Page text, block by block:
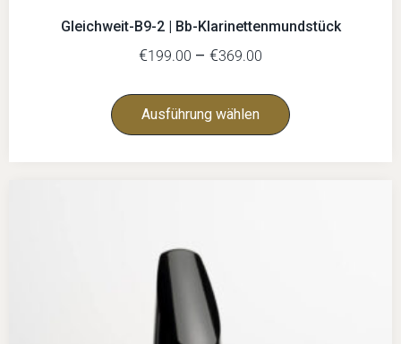
Gleichweit-B9-2 | Bb-Klarinettenmundstück
€199.00 – €369.00
Ausführung wählen